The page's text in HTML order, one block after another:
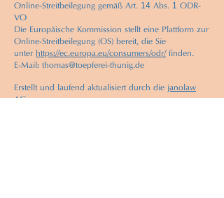
Online-Streitbeilegung gemäß Art. 14 Abs. 1 ODR-
VO
Die Europäische Kommission stellt eine Plattform zur
Online-Streitbeilegung (OS) bereit, die Sie
unter https://ec.europa.eu/consumers/odr/finden.
E-Mail: thomas@toepferei-thunig.de
Erstellt und laufend aktualisiert durch die janolaw
AG.